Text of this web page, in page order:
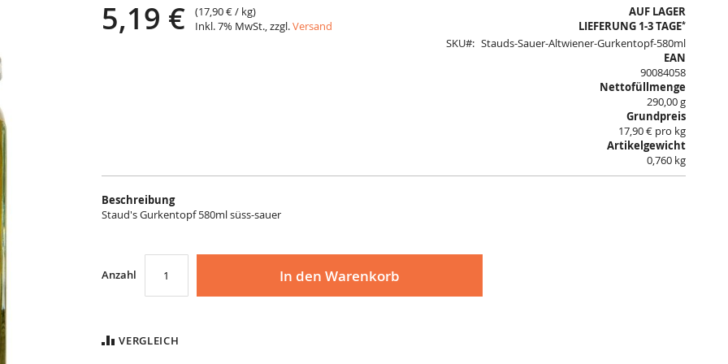
5,19 € (17,90 €/ kg)
Inkl. 7% MwSt., zzgl.Versand
AUF LAGER
LIEFERUNG 1-3 TAGE*
SKU
Stauds-Sauer-Altwiener-Gurkentopf-580ml
EAN
90084058
Nettofüllmenge
290,00 g
Grundpreis
17,90 € pro kg
Artikelgewicht
0,760 kg
Beschreibung
Staud's Gurkentopf 580ml süss-sauer
Anzahl In den Warenkorb
VERGLEICH